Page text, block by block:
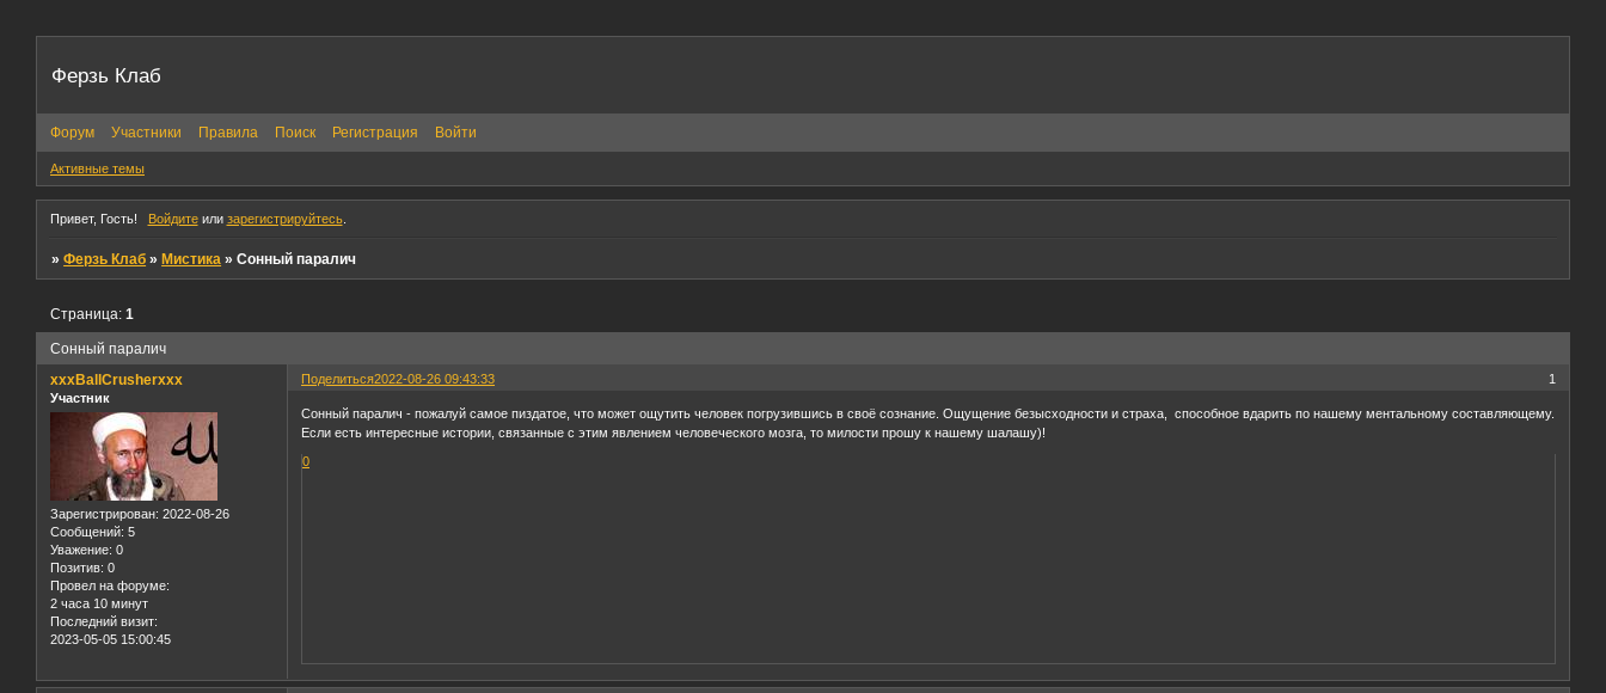
Ферзь Клаб
Форум Участники Правила Поиск Регистрация Войти
Активные темы
Привет, Гость! Войдитеили зарегистрируйтесь.
»Ферзь Клаб »Мистика »Сонный паралич
Сонный паралич
Страница:1
Поделиться 1
2022-08-26 09:43:33
xxxBallCrusherxxx
Участник
Зарегистрирован: 2022-08-26
Сообщений: 5
Уважение: 0
Позитив: 0
Провел на форуме:
2 часа 10 минут
Последний визит:
2023-05-05 15:00:45
Сонный паралич - пожалуй самое пиздатое, что может ощутить человек погрузившись в своё сознание. Ощущение безысходности и страха, способное вдарить по нашему ментальному составляющему.
Если есть интересные истории, связанные с этим явлением человеческого мозга, то милости прошу к нашему шалашу)!
0